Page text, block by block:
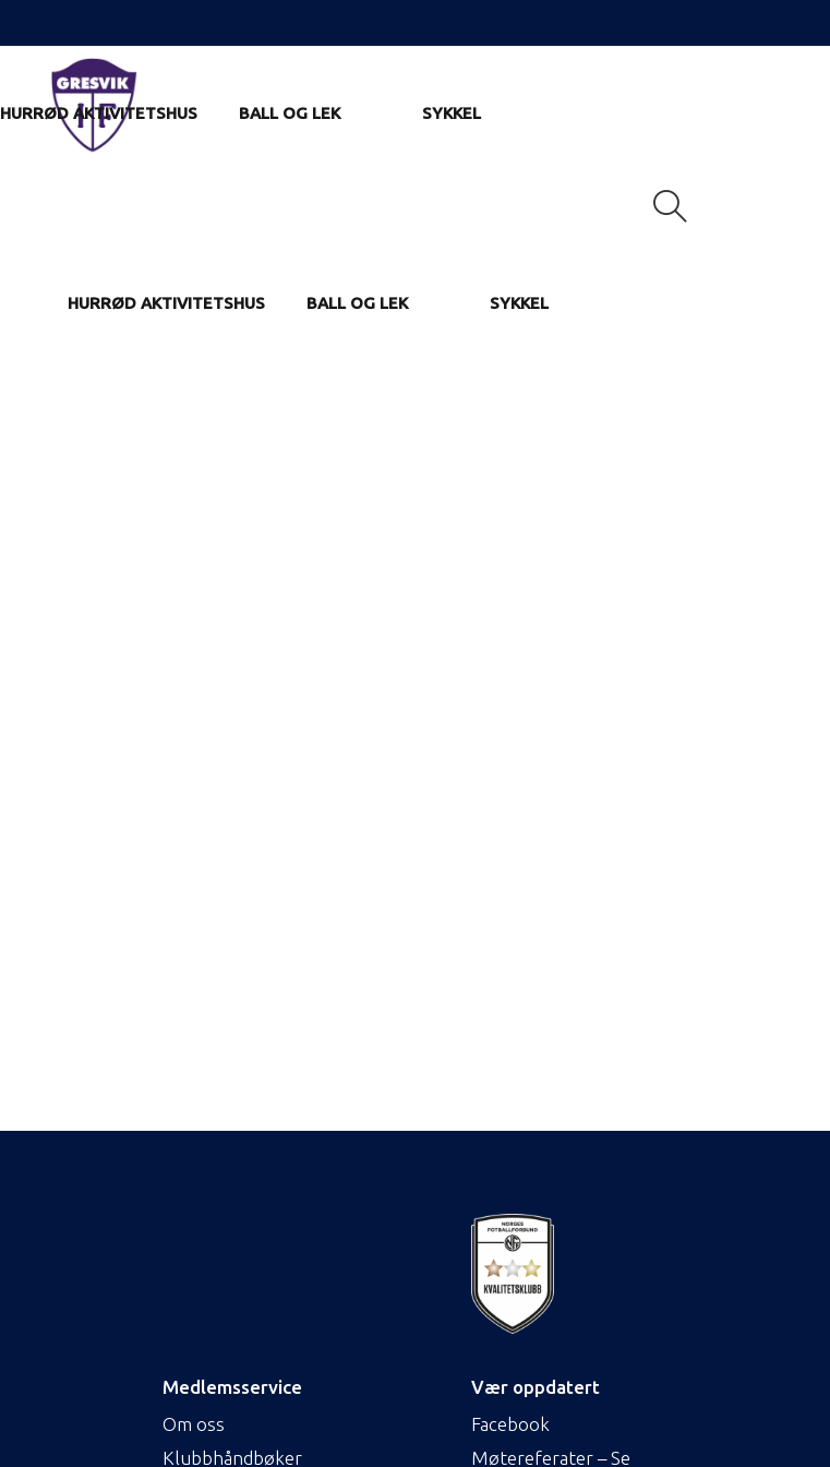
HURRØD AKTIVITETSHUS BALL OG LEK SYKKEL
HURRØD AKTIVITETSHUS BALL OG LEK SYKKEL
Medlemsservice
Om oss
Klubbhåndbøker
Vær oppdatert
Facebook
Møtereferater – Se